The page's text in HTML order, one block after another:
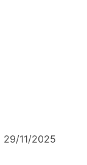
29/11/2025